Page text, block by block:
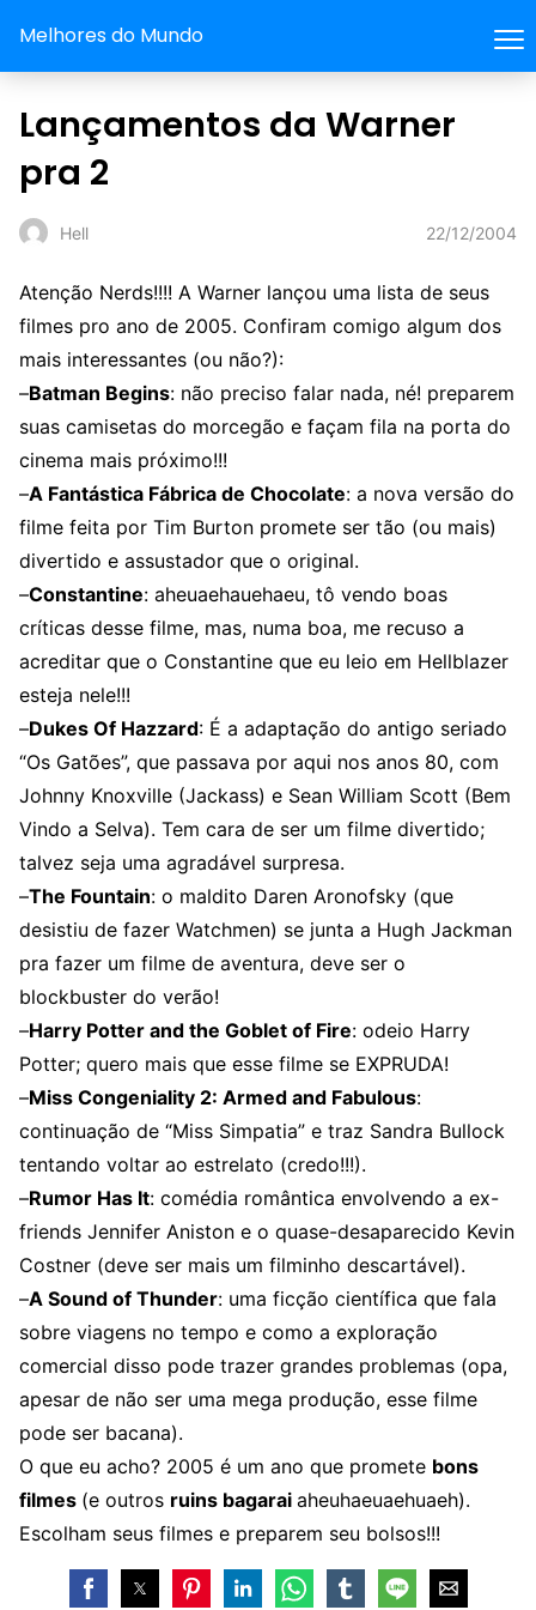
Melhores do Mundo
Lançamentos da Warner
pra 2
Hell 22/12/2004
Atenção Nerds!!!! A Warner lançou uma lista de seus
filmes pro ano de 2005. Confiram comigo algum dos
mais interessantes (ou não?):
–Batman Begins: não preciso falar nada, né! preparem
suas camisetas do morcegão e façam fila na porta do
cinema mais próximo!!!
–A Fantástica Fábrica de Chocolate: a nova versão do
filme feita por Tim Burton promete ser tão (ou mais)
divertido e assustador que o original.
–Constantine: aheuaehauehaeu, tô vendo boas
críticas desse filme, mas, numa boa, me recuso a
acreditar que o Constantine que eu leio em Hellblazer
esteja nele!!!
–Dukes Of Hazzard: É a adaptação do antigo seriado
“Os Gatões”, que passava por aqui nos anos 80, com
Johnny Knoxville (Jackass) e Sean William Scott (Bem
Vindo a Selva). Tem cara de ser um filme divertido;
talvez seja uma agradável surpresa.
–The Fountain: o maldito Daren Aronofsky (que
desistiu de fazer Watchmen) se junta a Hugh Jackman
pra fazer um filme de aventura, deve ser o
blockbuster do verão!
–Harry Potter and the Goblet of Fire: odeio Harry
Potter; quero mais que esse filme se EXPRUDA!
–Miss Congeniality 2: Armed and Fabulous:
continuação de “Miss Simpatia” e traz Sandra Bullock
tentando voltar ao estrelato (credo!!!).
–Rumor Has It: comédia romântica envolvendo a ex-
friends Jennifer Aniston e o quase-desaparecido Kevin
Costner (deve ser mais um filminho descartável).
–A Sound of Thunder: uma ficção científica que fala
sobre viagens no tempo e como a exploração
comercial disso pode trazer grandes problemas (opa,
apesar de não ser uma mega produção, esse filme
pode ser bacana).
O que eu acho? 2005 é um ano que promete bons
filmes (e outros ruins bagarai aheuhaeuaehuaeh).
Escolham seus filmes e preparem seu bolsos!!!